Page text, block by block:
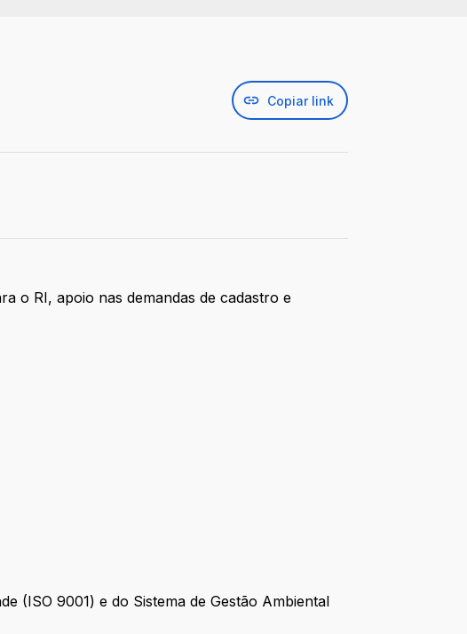
Copiar link
o RI, apoio nas demandas de cadastro e
(ISO 9001) e do Sistema de Gestão Ambiental